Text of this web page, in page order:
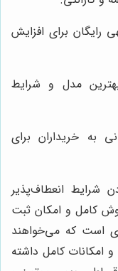
رایگان برای افزایش
مدل و شرایط
به خریداران برای
شرایط انعطاف‌پذیر
کامل و امکان ثبت
است که می‌خواهند
امکانات کامل داشته